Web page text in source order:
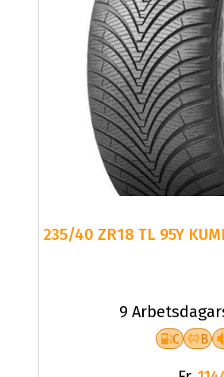
235/40 ZR18 TL 95Y
9
C B